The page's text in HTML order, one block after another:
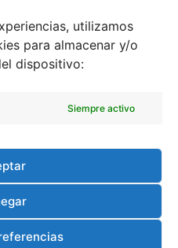
utilizamos
para almacenar y/o
dispositivo:
Siempre activo
quirúrgicos,
y productos
…Leer más